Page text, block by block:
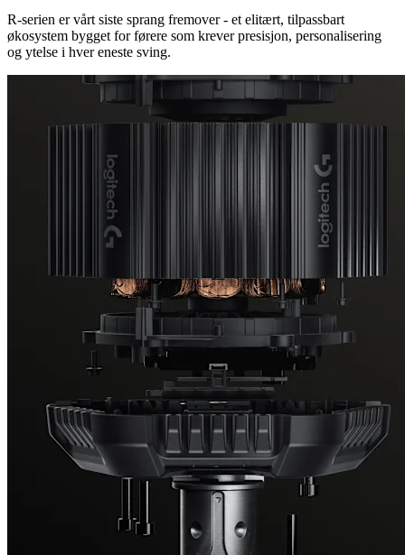
R-serien er vårt siste sprang fremover - et elitært, tilpassbart
økosystem bygget for førere som krever presisjon, personalisering
og ytelse i hver eneste sving.